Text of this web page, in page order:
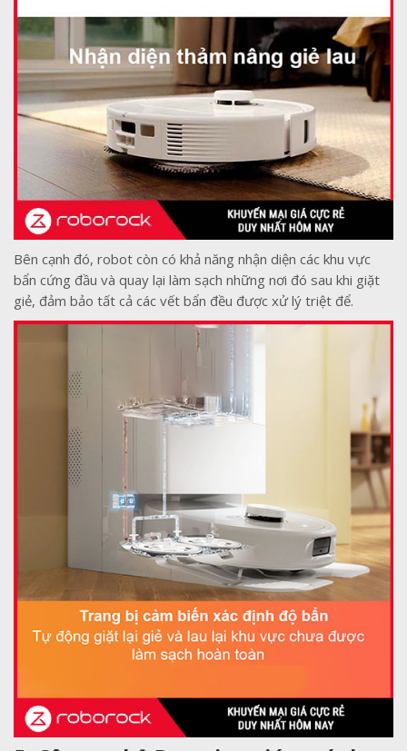
Bên cạnh đó, robot còn có khả năng nhận diện các khu vực
bẩn cứng đầu và quay lại làm sạch những nơi đó sau khi giặt
giẻ, đảm bảo tất cả các vết bẩn đều được xử lý triệt để.